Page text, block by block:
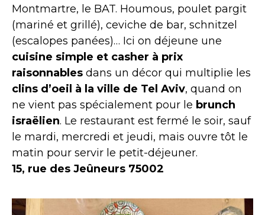
Montmartre, le BAT. Houmous, poulet pargit
(mariné et grillé), ceviche de bar, schnitzel
(escalopes panées)… Ici on déjeune une
cuisine simple et casher à prix
raisonnables dans un décor qui multiplie les
clins d’oeil à la ville de Tel Aviv, quand on
ne vient pas spécialement pour le brunch
israëlien. Le restaurant est fermé le soir, sauf
le mardi, mercredi et jeudi, mais ouvre tôt le
matin pour servir le petit-déjeuner.
15, rue des Jeûneurs 75002